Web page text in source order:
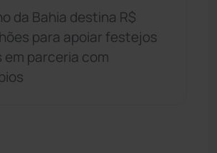
da Bahia destina R$
para apoiar festejos
em parceria com